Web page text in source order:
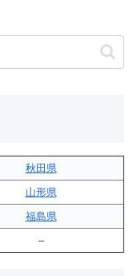
秋田県
山形県
福島県
–